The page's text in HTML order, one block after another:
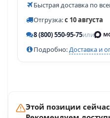
Быстрая доставка по
Отгрузка:с 10 августа
8 (800) 550-95-75или
Подробно:Доставка и
Этой позиции